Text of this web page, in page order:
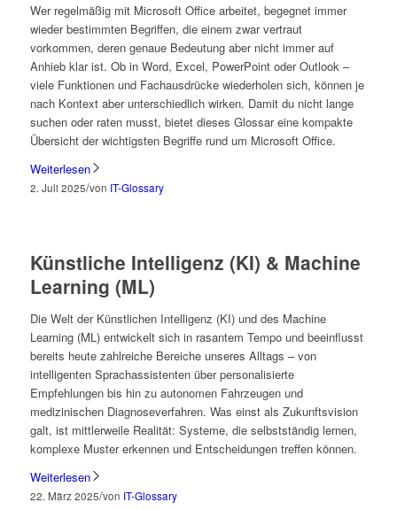
Wer regelmäßig mit Microsoft Office arbeitet, begegnet immer
wieder bestimmten Begriffen, die einem zwar vertraut
vorkommen, deren genaue Bedeutung aber nicht immer auf
Anhieb klar ist. Ob in Word, Excel, PowerPoint oder Outlook –
viele Funktionen und Fachausdrücke wiederholen sich, können je
nach Kontext aber unterschiedlich wirken. Damit du nicht lange
suchen oder raten musst, bietet dieses Glossar eine kompakte
Übersicht der wichtigsten Begriffe rund um Microsoft Office.
Weiterlesen
2. Juli 2025/von IT-Glossary
Künstliche Intelligenz (KI) & Machine
Learning (ML)
Die Welt der Künstlichen Intelligenz (KI) und des Machine
Learning (ML) entwickelt sich in rasantem Tempo und beeinflusst
bereits heute zahlreiche Bereiche unseres Alltags – von
intelligenten Sprachassistenten über personalisierte
Empfehlungen bis hin zu autonomen Fahrzeugen und
medizinischen Diagnoseverfahren. Was einst als Zukunftsvision
galt, ist mittlerweile Realität: Systeme, die selbstständig lernen,
komplexe Muster erkennen und Entscheidungen treffen können.
Weiterlesen
22. März 2025/von IT-Glossary